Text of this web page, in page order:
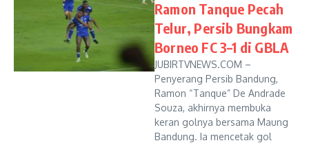
Ramon Tanque Pecah
Telur, Persib Bungkam
Borneo FC 3–1 di GBLA
JUBIRTVNEWS.COM –
Penyerang Persib Bandung,
Ramon “Tanque” De Andrade
Souza, akhirnya membuka
keran golnya bersama Maung
Bandung. Ia mencetak gol